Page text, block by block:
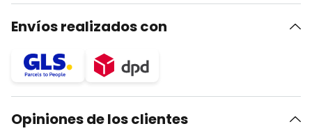
Envíos realizados con
Opiniones de los clientes